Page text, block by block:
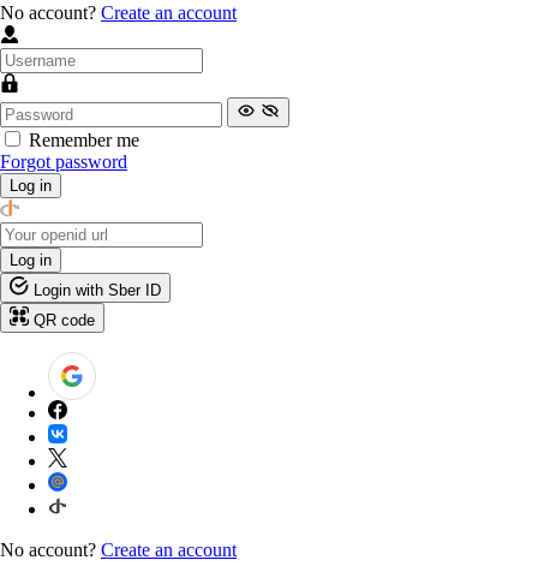
No account? Create an account
Remember me
Forgot password
Log in
Log in
Login with Sber ID
QR code
No account? Create an account